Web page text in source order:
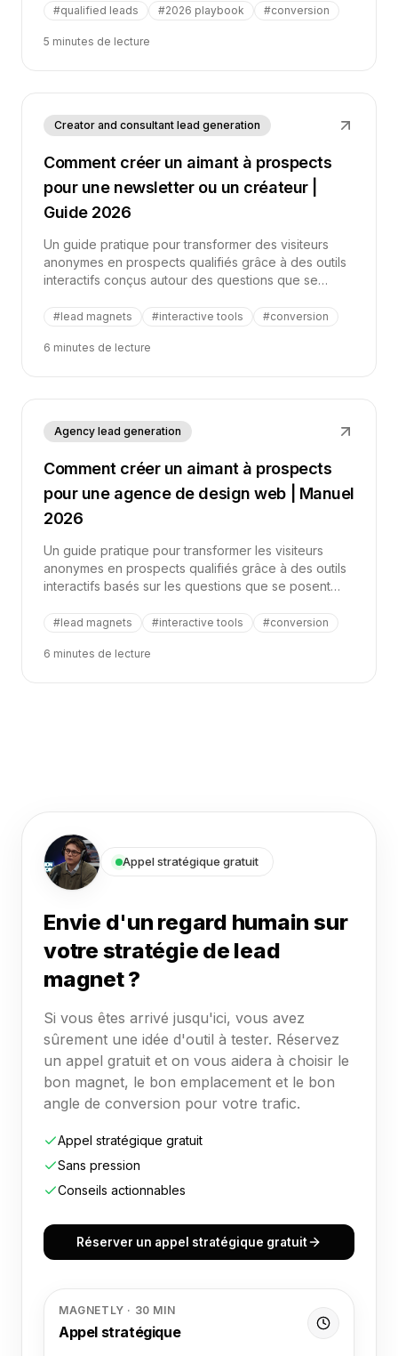
des quiz, des diagnostics et des recommandations
#qualified leads #2026 playbook #conversion
5 minutes de lecture
Creator and consultant lead generation
Comment créer un aimant à prospects
pour une newsletter ou un créateur |
Guide 2026
Un guide pratique pour transformer des visiteurs
anonymes en prospects qualifiés grâce à des outils
interactifs conçus autour des questions que se
créateurs, les éducateurs et les entreprises dirigées
#lead magnets #interactive tools #conversion
6 minutes de lecture
Agency lead generation
Comment créer un aimant à prospects
pour une agence de design web | Manuel
2026
Un guide pratique pour transformer les visiteurs
anonymes en prospects qualifiés grâce à des outils
interactifs basés sur les questions que se posent
les entreprises de développement.
#lead magnets #interactive tools #conversion
6 minutes de lecture
MAGNETLY · 30 MIN
Appel stratégique
Appel stratégique gratuit
Envie d'un regard humain sur
votre stratégie de lead
magnet ?
Si vous êtes arrivé jusqu'ici, vous avez
sûrement une idée d'outil à tester. Réservez
un appel gratuit et on vous aidera à choisir le
bon magnet, le bon emplacement et le bon
angle de conversion pour votre trafic.
Appel stratégique gratuit
Sans pression
Conseils actionnables
Réserver un appel stratégique gratuit